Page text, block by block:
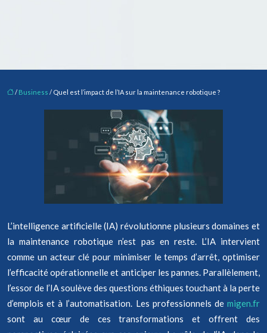
/ Business / Quel est l’impact de l’IA sur la maintenance robotique ?
L’intelligence artificielle (IA) révolutionne plusieurs domaines et
la maintenance robotique n’est pas en reste. L’IA intervient
comme un acteur clé pour minimiser le temps d’arrêt, optimiser
l’efficacité opérationnelle et anticiper les pannes. Parallèlement,
l’essor de l’IA soulève des questions éthiques touchant à la perte
d’emplois et à l’automatisation. Les professionnels de migen.fr
sont au cœur de ces transformations et offrent des